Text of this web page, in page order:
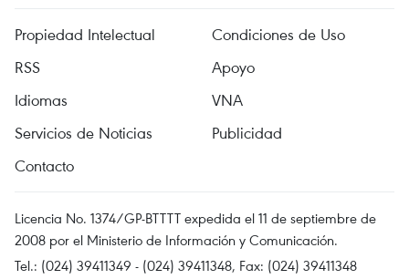
Propiedad Intelectual
Condiciones de Uso
RSS
Apoyo
Idiomas
VNA
Servicios de Noticias
Publicidad
Contacto
Licencia No. 1374/GP-BTTTT expedida el 11 de septiembre de
2008 por el Ministerio de Información y Comunicación.
Tel.: (024) 39411349 - (024) 39411348, Fax: (024) 39411348